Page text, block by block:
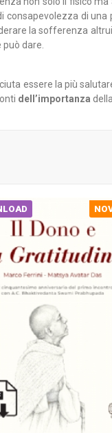
consapevolezza di
la sofferenza
dare.
essere la più
dell’importanza